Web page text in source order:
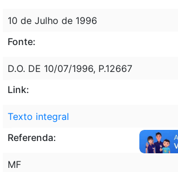
10 de Julho de 1996
Fonte:
D.O. DE 10/07/1996, P.12667
Link:
Texto integral
Referenda:
MF